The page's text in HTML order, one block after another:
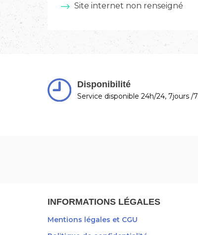
Site internet non renseigné
Disponibilité
Service disponible 24h/24, 7jours /7
INFORMATIONS LÉGALES
Mentions légales et CGU